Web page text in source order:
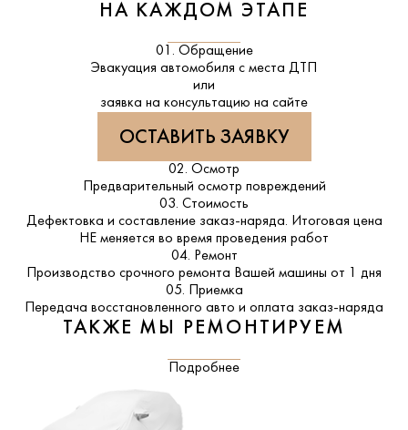
НА КАЖДОМ ЭТАПЕ
01. Обращение
Эвакуация автомобиля с места ДТП
или
заявка на консультацию на сайте
ОСТАВИТЬ ЗАЯВКУ
02. Осмотр
Предварительный осмотр повреждений
03. Стоимость
Дефектовка и составление заказ-наряда. Итоговая цена
НЕ меняется во время проведения работ
04. Ремонт
Производство срочного ремонта Вашей машины от 1 дня
05. Приемка
Передача восстановленного авто и оплата заказ-наряда
ТАКЖЕ МЫ РЕМОНТИРУЕМ
Подробнее